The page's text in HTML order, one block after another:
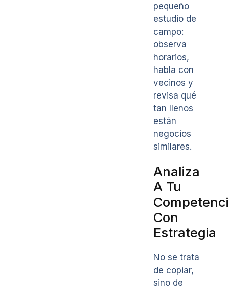
pequeño
estudio de
campo:
observa
horarios,
habla con
vecinos y
revisa qué
tan llenos
están
negocios
similares.
Analiza
A Tu
Con
Estrategia
No se trata
de copiar,
sino de